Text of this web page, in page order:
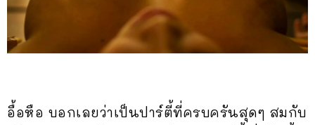
อื้อหือ บอกเลยว่าเป็นปาร์ตี้ที่ครบครันสุดๆ สมกับ